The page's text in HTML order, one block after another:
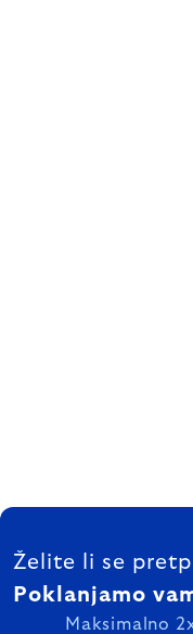
FOOTER
Želite li se
Poklanjamo
Maksimalno